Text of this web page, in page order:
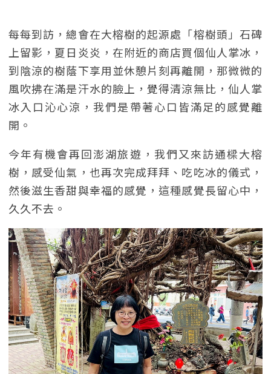
每每到訪，總會在大榕樹的起源處「榕樹頭」石碑
上留影，夏日炎炎，在附近的商店買個仙人掌冰，
到陰涼的樹蔭下享用並休憩片刻再離開，那微微的
風吹拂在滿是汗水的臉上，覺得清涼無比，仙人掌
冰入口沁心涼，我們是帶著心口皆滿足的感覺離
開。
今年有機會再回澎湖旅遊，我們又來訪通樑大榕
樹，感受仙氣，也再次完成拜拜、吃吃冰的儀式，
然後滋生香甜與幸福的感覺，這種感覺長留心中，
久久不去。